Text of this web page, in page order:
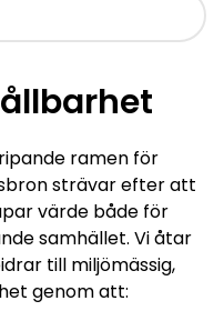
ramen för
strävar efter att
värde både för
samhället. Vi åtar
till miljömässig,
genom att: